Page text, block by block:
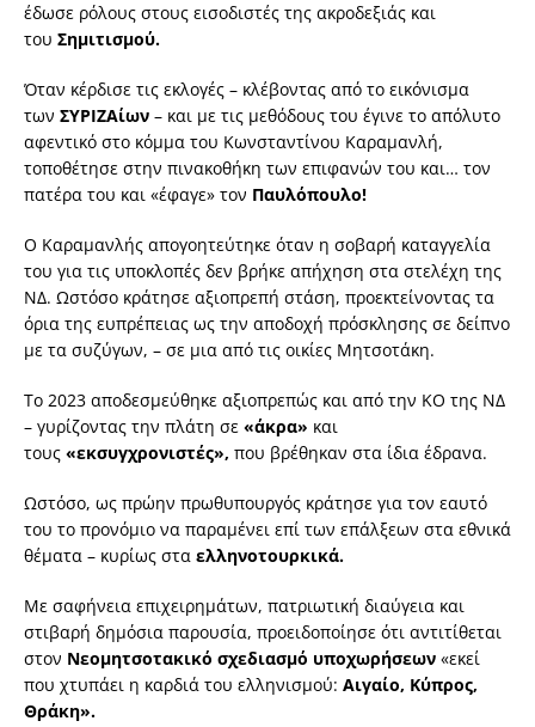
έδωσε ρόλους στους εισοδιστές της ακροδεξιάς και
του Σημιτισμού.
Όταν κέρδισε τις εκλογές – κλέβοντας από το εικόνισμα
των ΣΥΡΙΖΑίων – και με τις μεθόδους του έγινε το απόλυτο
αφεντικό στο κόμμα του Κωνσταντίνου Καραμανλή,
τοποθέτησε στην πινακοθήκη των επιφανών του και… τον
πατέρα του και «έφαγε» τον Παυλόπουλο!
Ο Καραμανλής απογοητεύτηκε όταν η σοβαρή καταγγελία
του για τις υποκλοπές δεν βρήκε απήχηση στα στελέχη της
ΝΔ. Ωστόσο κράτησε αξιοπρεπή στάση, προεκτείνοντας τα
όρια της ευπρέπειας ως την αποδοχή πρόσκλησης σε δείπνο
με τα συζύγων, – σε μια από τις οικίες Μητσοτάκη.
Το 2023 αποδεσμεύθηκε αξιοπρεπώς και από την ΚΟ της ΝΔ
– γυρίζοντας την πλάτη σε «άκρα» και
τους «εκσυγχρονιστές», που βρέθηκαν στα ίδια έδρανα.
Ωστόσο, ως πρώην πρωθυπουργός κράτησε για τον εαυτό
του το προνόμιο να παραμένει επί των επάλξεων στα εθνικά
θέματα – κυρίως στα ελληνοτουρκικά.
Με σαφήνεια επιχειρημάτων, πατριωτική διαύγεια και
στιβαρή δημόσια παρουσία, προειδοποίησε ότι αντιτίθεται
στον Νεομητσοτακικό σχεδιασμό υποχωρήσεων «εκεί
που χτυπάει η καρδιά του ελληνισμού: Αιγαίο, Κύπρος,
Θράκη».